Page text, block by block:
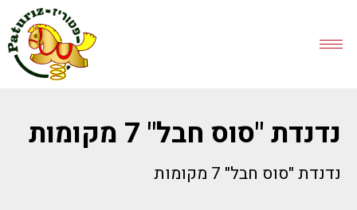
נדנדת "סוס חבל" 7 מקומות
נדנדת "סוס חבל" 7 מקומות